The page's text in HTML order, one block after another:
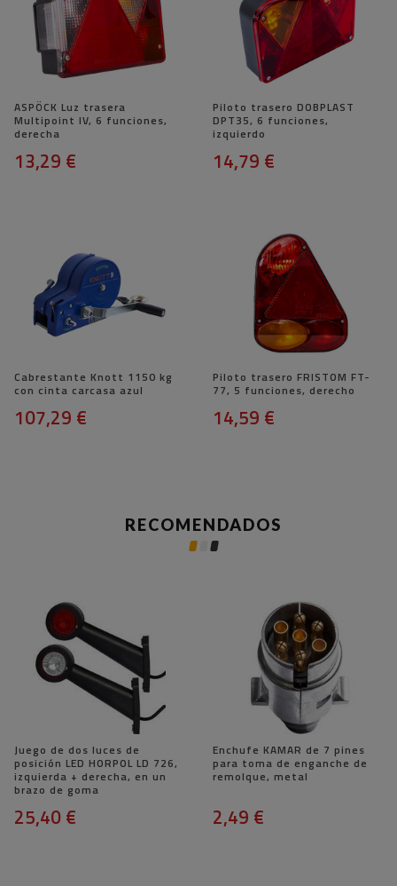
ASPÖCK Luz trasera
Multipoint IV, 6 funciones,
derecha
13,29 €
Piloto trasero DOBPLAST
DPT35, 6 funciones,
izquierdo
14,79 €
Cabrestante Knott 1150 kg
con cinta carcasa azul
107,29 €
Piloto trasero FRISTOM FT-
77, 5 funciones, derecho
14,59 €
RECOMENDADOS
Juego de dos luces de
posición LED HORPOL LD 726,
izquierda + derecha, en un
brazo de goma
25,40 €
Enchufe KAMAR de 7 pines
para toma de enganche de
remolque, metal
2,49 €